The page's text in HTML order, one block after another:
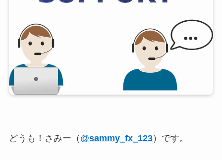
どうも！さみー（ @sammy_fx_123）です。